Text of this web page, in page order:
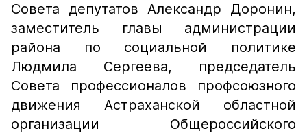
Совета депутатов Александр Доронин,
заместитель главы администрации
района по социальной политике
Людмила Сергеева, председатель
Совета профессионалов профсоюзного
движения Астраханской областной
организации Общероссийского